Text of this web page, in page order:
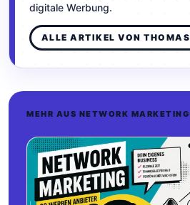
digitale Werbung.
ALLE ARTIKEL VON THOMAS
MEHR AUS NETWORK MARKETING